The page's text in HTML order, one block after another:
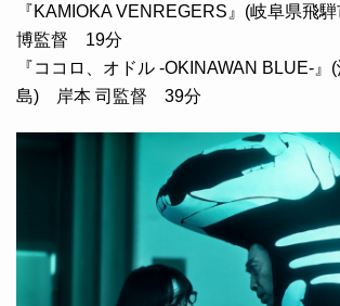
『KAMIOKA VENREGERS』(岐阜県飛
博監督 19分
『ココロ、オドル -OKINAWAN BLUE-』
島) 岸本 司監督 39分